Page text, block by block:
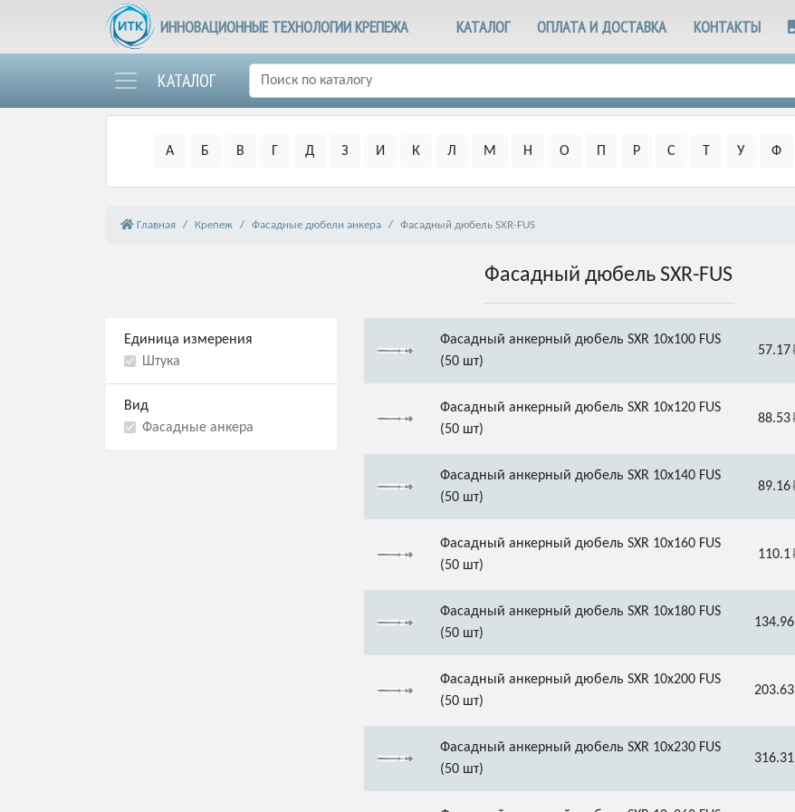
ИННОВАЦИОННЫЕ ТЕХНОЛОГИИ КРЕПЕЖА КАТАЛОГ ОПЛАТА И ДОСТАВКА КОНТАКТЫ
КАТАЛОГ
А Б В Г Д З И К Л М Н О П Р С Т У Ф
Главная Крепеж Фасадные дюбели анкера Фасадный дюбель SXR-FUS
Фасадный дюбель SXR-FUS
Единица измерения
Штука
Вид
Фасадные анкера
Фасадный анкерный дюбель SXR 10x100 FUS
(50 шт)
57.17
Фасадный анкерный дюбель SXR 10x120 FUS
(50 шт)
88.53
Фасадный анкерный дюбель SXR 10x140 FUS
(50 шт)
89.16
Фасадный анкерный дюбель SXR 10x160 FUS
(50 шт)
110.1
Фасадный анкерный дюбель SXR 10x180 FUS
(50 шт)
134.96
Фасадный анкерный дюбель SXR 10x200 FUS
(50 шт)
203.63
Фасадный анкерный дюбель SXR 10x230 FUS
(50 шт)
316.31